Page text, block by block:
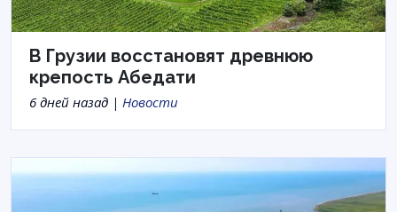
В Грузии восстановят древнюю
крепость Абедати
6 дней назад | Новости